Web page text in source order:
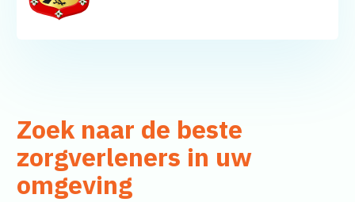
Zoek naar de beste
zorgverleners in uw
omgeving